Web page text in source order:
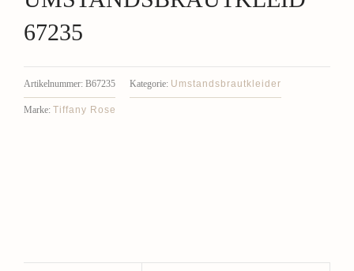
67235
Artikelnummer: B67235 Kategorie: Umstandsbrautkleider
Marke: Tiffany Rose